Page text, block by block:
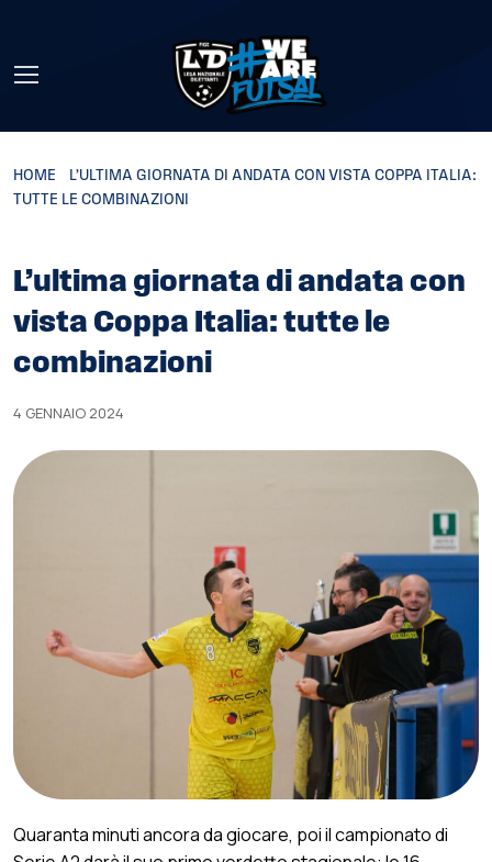
HOME
L’ULTIMA GIORNATA DI ANDATA CON VISTA COPPA ITALIA:
TUTTE LE COMBINAZIONI
L’ultima giornata di andata con
vista Coppa Italia: tutte le
combinazioni
4 GENNAIO 2024
Quaranta minuti ancora da giocare, poi il campionato di